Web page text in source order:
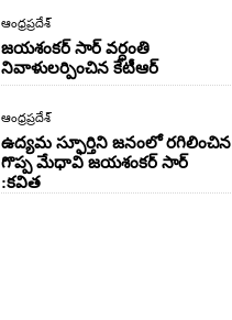
ఆంధ్రప్రదేశ్
జయశంకర్ సార్ వర్ధంతి
నివాళులర్పించిన కేటీఆర్
ఆంధ్రప్రదేశ్
ఉద్యమ స్ఫూర్తిని జనంలో రగిలించిన
గొప్ప మేధావి జయశంకర్ సార్
:కవిత